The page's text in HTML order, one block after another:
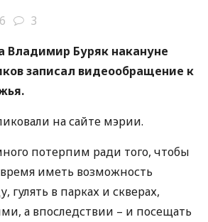
3
Владимир Буряк накануне
записал видеообращение к
на сайте мэрии.
потерпим ради того, чтобы
иметь возможность
гулять в парках и скверах,
а впоследствии – и посещать